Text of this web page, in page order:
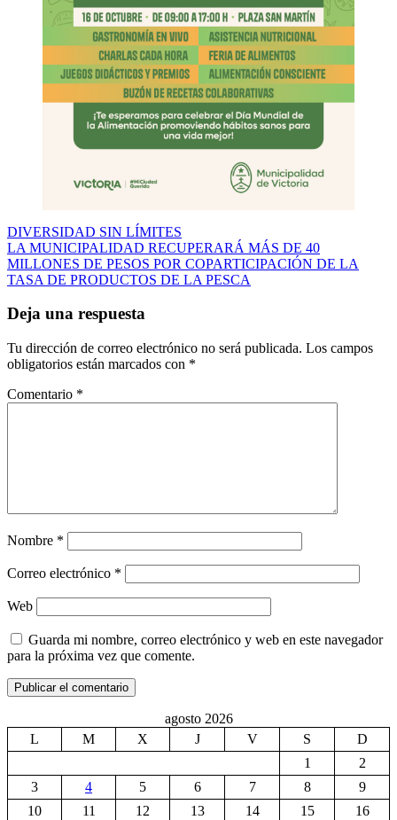
Navegación
de
entradas
DIVERSIDAD SIN LÍMITES
LA MUNICIPALIDAD RECUPERARÁ MÁS DE 40
MILLONES DE PESOS POR COPARTICIPACIÓN DE LA
TASA DE PRODUCTOS DE LA PESCA
Deja una respuesta
Tu dirección de correo electrónico no será publicada. Los campos
obligatorios están marcados con *
Comentario *
Nombre *
Correo electrónico *
Web
Guarda mi nombre, correo electrónico y web en este navegador
para la próxima vez que comente.
agosto 2026
L
M X J V S
D
1
2
3
4 5 6 7 8
9
10
11 12 13 14 15
16